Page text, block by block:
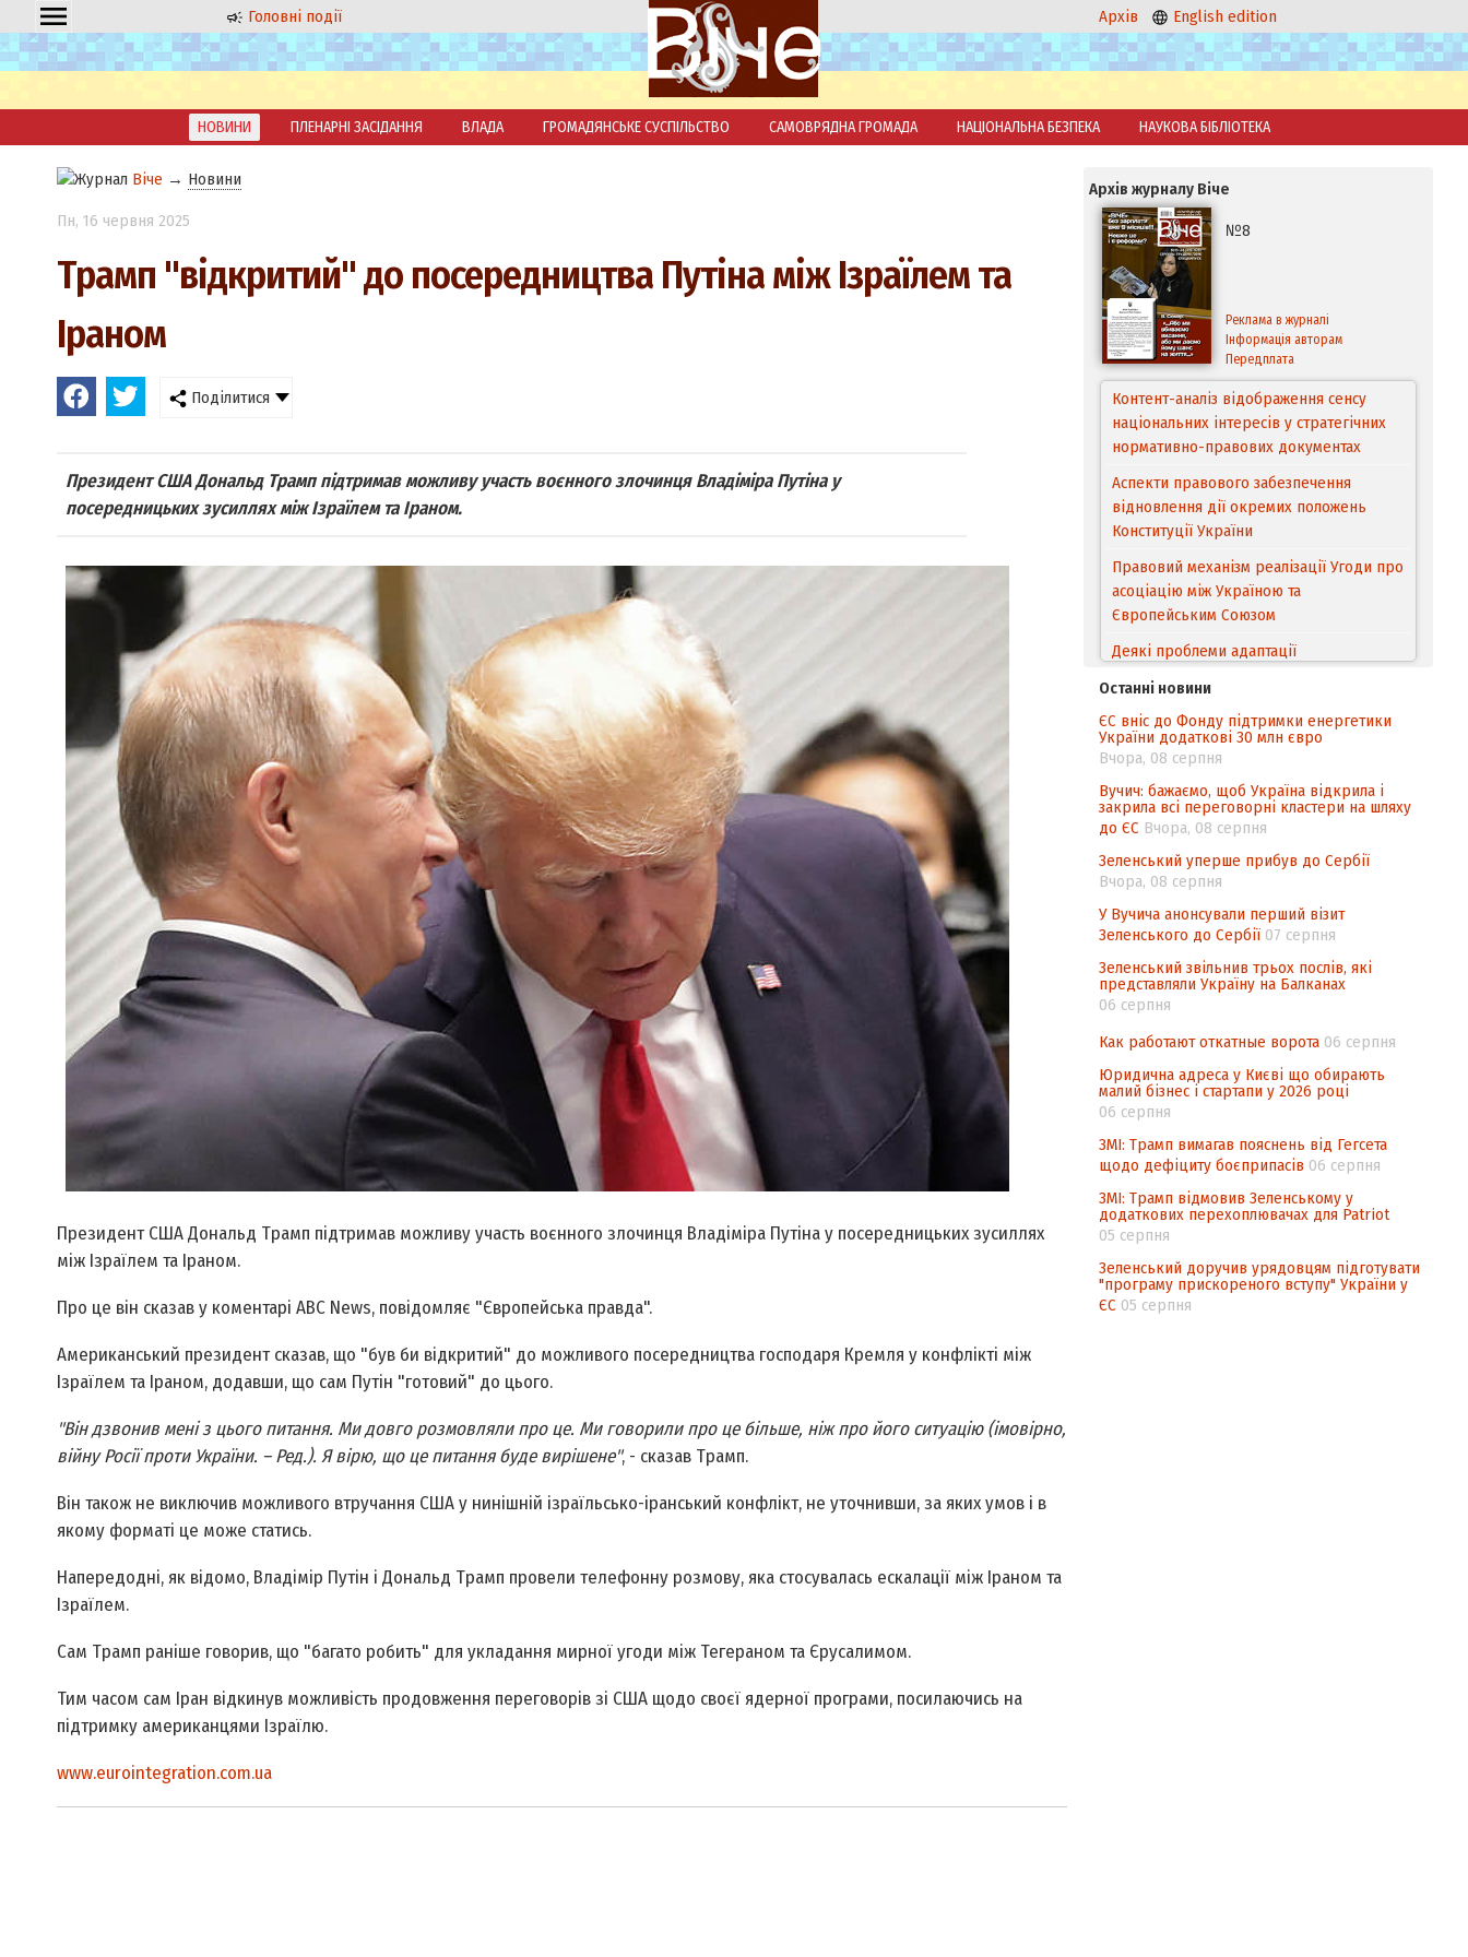
Головні події Архів English edition
НОВИНИ ПЛЕНАРНІ ЗАСІДАННЯ ВЛАДА ГРОМАДЯНСЬКЕ СУСПІЛЬСТВО САМОВРЯДНА ГРОМАДА НАЦІОНАЛЬНА БЕЗПЕКА НАУКОВА БІБЛІОТЕКА
Віче → Новини
Пн, 16 червня 2025
Трамп "відкритий" до посередництва Путіна між Ізраїлем та
Іраном
Поділитися
Президент США Дональд Трамп підтримав можливу участь воєнного злочинця Владіміра Путіна у
посередницьких зусиллях між Ізраїлем та Іраном.
Президент США Дональд Трамп підтримав можливу участь воєнного злочинця Владіміра Путіна у посередницьких зусиллях
між Ізраїлем та Іраном.
Про це він сказав у коментарі ABC News, повідомляє "Європейська правда".
Американський президент сказав, що "був би відкритий" до можливого посередництва господаря Кремля у конфлікті між
Ізраїлем та Іраном, додавши, що сам Путін "готовий" до цього.
"Він дзвонив мені з цього питання. Ми довго розмовляли про це. Ми говорили про це більше, ніж про його ситуацію (імовірно,
війну Росії проти України. – Ред.). Я вірю, що це питання буде вирішене", - сказав Трамп.
Він також не виключив можливого втручання США у нинішній ізраїльсько-іранський конфлікт, не уточнивши, за яких умов і в
якому форматі це може статись.
Напередодні, як відомо, Владімір Путін і Дональд Трамп провели телефонну розмову, яка стосувалась ескалації між Іраном та
Ізраїлем.
Сам Трамп раніше говорив, що "багато робить" для укладання мирної угоди між Тегераном та Єрусалимом.
Тим часом сам Іран відкинув можливість продовження переговорів зі США щодо своєї ядерної програми, посилаючись на
підтримку американцями Ізраїлю.
www.eurointegration.com.ua
Архів журналу Віче
№8
Реклама в журналі
Інформація авторам
Передплата
Контент-аналіз відображення сенсу
національних інтересів у стратегічних
нормативно-правових документах
Аспекти правового забезпечення
відновлення дії окремих положень
Конституції України
Правовий механізм реалізації Угоди про
асоціацію між Україною та
Європейським Cоюзом
Деякі проблеми адаптації
походження товарів відповідно до
Угоди про торговельні аспекти прав
інтелектуальної власності (TRIPS) у
контексті євроінтеграції
Аналіз виборчого законодавства щодо
невизначеності механізму повторного
підрахунку голосів виборців
Інформаційна безпека суспільства
Останні новини
ЄС вніс до Фонду підтримки енергетики
України додаткові 30 млн євро
Вчора, 08 серпня
Вучич: бажаємо, щоб Україна відкрила і
закрила всі переговорні кластери на шляху
до ЄС Вчора, 08 серпня
Зеленський уперше прибув до Сербії
Вчора, 08 серпня
У Вучича анонсували перший візит
Зеленського до Сербії 07 серпня
Зеленський звільнив трьох послів, які
представляли Україну на Балканах
06 серпня
Как работают откатные ворота 06 серпня
Юридична адреса у Києві що обирають
малий бізнес і стартапи у 2026 році
06 серпня
ЗМІ: Трамп вимагав пояснень від Гегсета
щодо дефіциту боєприпасів 06 серпня
ЗМІ: Трамп відмовив Зеленському у
додаткових перехоплювачах для Patriot
05 серпня
Зеленський доручив урядовцям підготувати
"програму прискореного вступу" України у
ЄС 05 серпня